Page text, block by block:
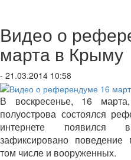
Видео о
марта в Крыму
- 21.03.2014 10:58
В воскресенье, 16
полуострова состоялся
интернете появился
зафиксировано поведение
том числе и вооруженных.